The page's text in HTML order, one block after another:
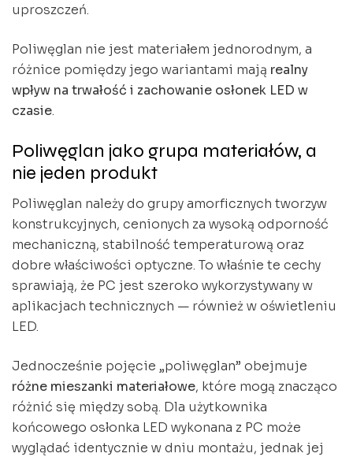
uproszczeń.
Poliwęglan nie jest materiałem jednorodnym, a
różnice pomiędzy jego wariantami mają realny
wpływ na trwałość i zachowanie osłonek LED w
czasie.
Poliwęglan jako grupa materiałów, a
nie jeden produkt
Poliwęglan należy do grupy amorficznych tworzyw
konstrukcyjnych, cenionych za wysoką odporność
mechaniczną, stabilność temperaturową oraz
dobre właściwości optyczne. To właśnie te cechy
sprawiają, że PC jest szeroko wykorzystywany w
aplikacjach technicznych — również w oświetleniu
LED.
Jednocześnie pojęcie „poliwęglan” obejmuje
różne mieszanki materiałowe, które mogą znacząco
różnić się między sobą. Dla użytkownika
końcowego osłonka LED wykonana z PC może
wyglądać identycznie w dniu montażu, jednak jej